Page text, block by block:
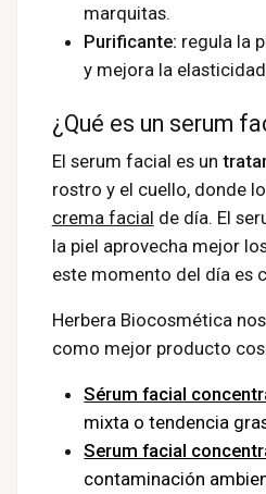
marquitas.
Purificante: regula la
y mejora la
¿Qué es un serum
El serum facial es un
rostro y el cuello, donde
crema facial de día. El
la piel aprovecha mejor
este momento del día es
Herbera Biocosmética
como mejor producto
Sérum facial
mixta o tendencia
Serum facial
contaminación